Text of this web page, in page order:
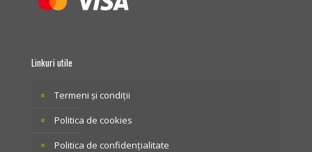
Linkuri utile
Termeni și condiții
Politica de cookies
Politica de confidențialitate